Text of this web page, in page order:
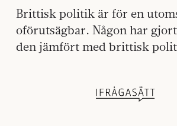
Brittisk politik är för en
oförutsägbar. Någon har
den jämfört med brittisk